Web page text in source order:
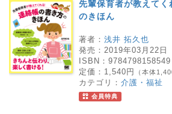
先輩保育者が教えて
のきほん
著者： 浅井 拓久也
発売： 2019年03月22日
ISBN： 9784798158549
定価： 1,540円 （本体
カテゴリ： 介護・福祉
会員特典